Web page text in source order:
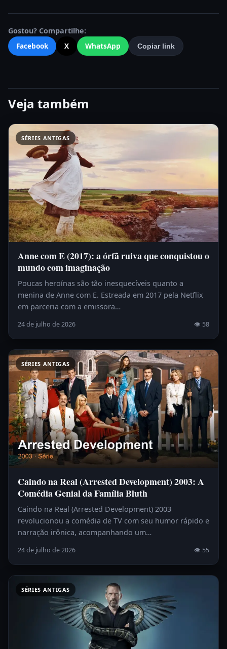
Gostou? Compartilhe:
Facebook
X WhatsApp Copiar link
Veja também
SÉRIES ANTIGAS
Anne com E (2017): a órfã ruiva que conquistou o
mundo com imaginação
Poucas heroínas são tão inesquecíveis quanto a
menina de Anne com E. Estreada em 2017 pela Netflix
em parceria com a emissora…
24 de julho de 2026 👁 58
SÉRIES ANTIGAS
Caindo na Real (Arrested Development) 2003: A
Comédia Genial da Família Bluth
Caindo na Real (Arrested Development) 2003
revolucionou a comédia de TV com seu humor rápido e
narração irônica, acompanhando um…
24 de julho de 2026 👁 55
SÉRIES ANTIGAS